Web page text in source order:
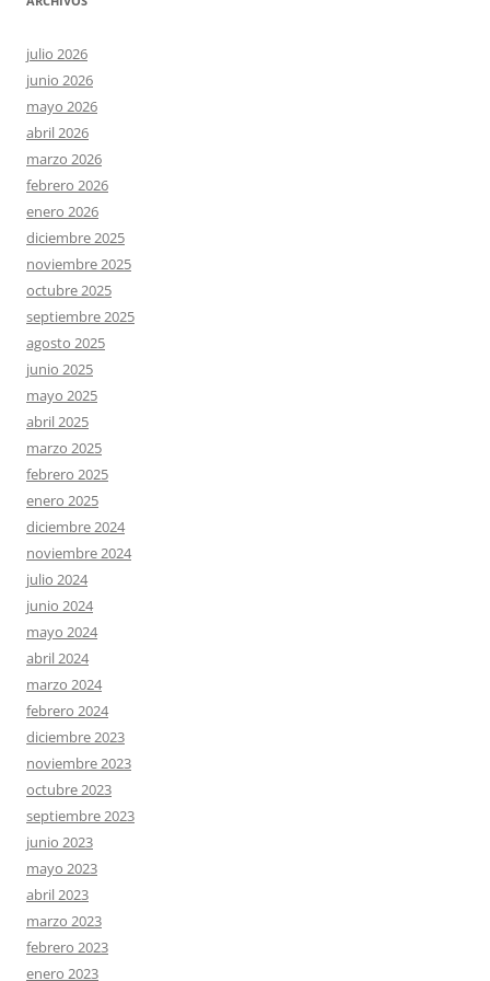
julio 2026
junio 2026
mayo 2026
abril 2026
marzo 2026
febrero 2026
enero 2026
diciembre 2025
noviembre 2025
octubre 2025
septiembre 2025
agosto 2025
junio 2025
mayo 2025
abril 2025
marzo 2025
febrero 2025
enero 2025
diciembre 2024
noviembre 2024
julio 2024
junio 2024
mayo 2024
abril 2024
marzo 2024
febrero 2024
diciembre 2023
noviembre 2023
octubre 2023
septiembre 2023
junio 2023
mayo 2023
abril 2023
marzo 2023
febrero 2023
enero 2023